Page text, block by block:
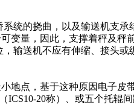
的挠曲，以及输送机支承
量，因此，支撑着秤及
输送机不应有伸缩、接头或
点，基于这种原因电子皮
20称）、或五个托辊